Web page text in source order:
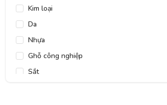
Kim loại
Da
Nhựa
Ghỗ công nghiệp
Sắt